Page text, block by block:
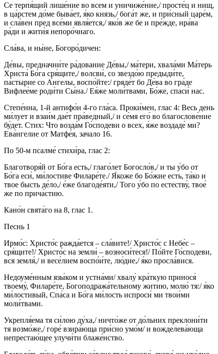
Се терпя́щий лише́ние во всем и уничиже́ние,/ просте́ц и нищ,
в ца́рстем до́ме быва́ет, я́ко князь,/ бога́т же, и при́сный царе́м,
и сла́вен пред все́ми явля́ется,/ яко́в же бе и пре́жде, нра́ва
ра́ди и жити́я непоро́чнаго.
Сла́ва, и ны́не, Богоро́дичен:
Де́вы, предначни́те ра́дование Де́вы,/ ма́тери, хвала́ми Ма́терь
Христа́ Бо́га сря́щите,/ волсви́, со звездо́ю предыди́те,
па́стырие со А́нгелы, воспо́йте:/ гряде́т бо Де́ва во гра́де
Вифлее́ме роди́ти Сы́на./ Ея́же моли́твами, Бо́же, спаси́ нас.
Степе́нна, 1-й антифо́н 4-го гла́са. Проки́мен, глас 4: Весь день
ми́лует и взаи́м дае́т пра́ведный,/ и се́мя его́ во благослове́ние
бу́дет. Стих: Что возда́м Го́сподеви о всех, я́же воздаде́ ми?
Ева́нгелие от Матфе́я, зачало 16.
По 50-м псалме́ стихи́ра, глас 2:
Благотворя́й от Бо́га есть,/ глаго́лет Богосло́в,/ и ты у́бо от
Бо́га еси́, ми́лостиве Филаре́те./ Я́коже бо Бо́жие есть, та́ко и
твое бысть де́ло,/ е́же благоде́яти,/ Того у́бо по естеству́, твое́
же по прича́стию.
Кано́н свята́го на 8, глас 1.
Песнь 1
Ирмо́с: Христо́с ражда́ется – сла́вите!/ Христо́с с Небе́с –
сря́щите!/ Христо́с на земли́ – возноси́теся!/ По́йте Го́сподеви,
вся земля́,/ и весе́лием воспо́и́те, лю́дие,/ я́ко просла́вися.
Недоуме́нным язы́ком и устна́ми/ хвалу́ кра́ткую принося́
твоему́, Филаре́те, Богоподража́тельному житию, молю́ тя:/ я́ко
ми́лостивый, Спа́са и Бо́га ми́лость испроси́ ми твои́ми
моли́твами.
Укрепля́ема тя си́лою ду́ха,/ ничто́же от до́льних преклони́ти
тя возмо́же,/ горе́ взира́юща при́сно умо́м/ и вожделева́юща
непрестаю́щее улучи́ти блаже́нство.